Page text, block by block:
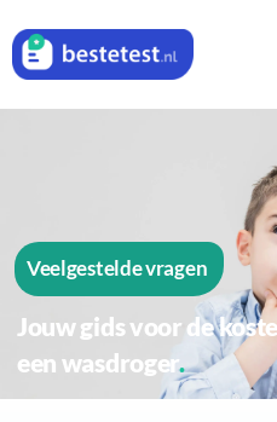
Veelgestelde vragen
Jouw gids voor de kosten en het verbruik van
een wasdroger